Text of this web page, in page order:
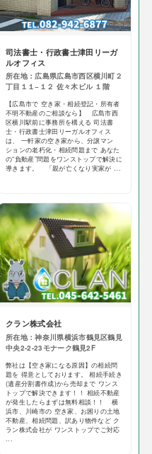
司法書士・行政書士津田リーガ
ルオフィス
所在地：広島県広島市西区横川町２
丁目１１−１２ 佐々木ビル １階
【広島市で 空き家・相続登記・所有者
不明不動産のご相談なら】 広島市西
区横川駅前に事務所を構える 司法書
士・行政書士津田リーガルオフィス
は、 一軒家の空き家から、分譲マン
ションの老朽化・相続問題まで あなた
の“負動産”問題をワンストップで解決に
導きます。 「親が亡くなり実家が ...
クラン株式会社
所在地：神奈川県横浜市鶴見区鶴見
中央2-2-23モナーク鶴見2F
弊社は【空き家になる原因】の相続問
題を 得意としております。 相続手続き
(遺産分割書作成)から売却まで ワンス
トップで解決できます！！ 相続不動産
が発生したらまずは無料相談！！ 横
浜市、川崎市の 空き家、お困りの土地
不動産、相続問題、訳あり物件など ク
ラン株式会社が ワンストップでご対応
...